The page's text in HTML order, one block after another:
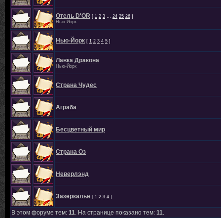
Отель D'OR [ 1 2 3 … 24 25 26 ]
Нью-Йорк
Нью-Йорк [ 1 2 3 4 5 ]
Лавка Дракона
Нью-Йорк
Страна Чудес
Аграба
Бесцветный мир
Страна Оз
Неверлэнд
Зазеркалье [ 1 2 3 4 ]
В этом форуме тем: 11. На странице показано тем: 11.